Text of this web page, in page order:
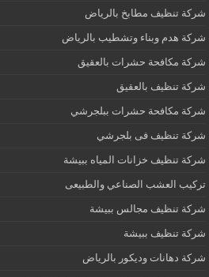
شركة تنظيف مطابخ بالرياض
شركة هدم وبناء وتشطيب بالرياض
شركة مكافحة حشرات بالعقيق
شركة تنظيف بالعقيق
شركة مكافحة حشرات ببلجرشي
شركة تنظيف فى بلجرشي
شركة تنظيف خزانات المياه ببيشة
تركيب العشب الصناعي والطبيعى
شركة تنظيف مجالس ببيشة
شركة تنظيف ببيشة
شركة دهانات وديكور بالرياض